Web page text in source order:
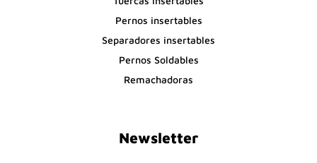
Pernos insertables
Separadores insertables
Pernos Soldables
Remachadoras
Newsletter